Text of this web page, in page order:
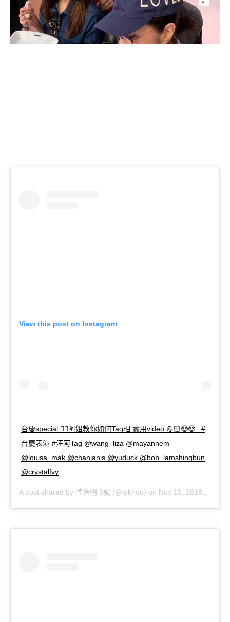
View this post on Instagram
台慶special 👍🏻阿姐教你如何Tag相 實用video 💪🏻😍😍 . #
台慶表演 #汪阿Tag @wang_liza @mayannem
@louisa_mak @chanjanis @yuduck @bob_lamshingbun
@crystalfyy
A post shared by 陸浩明 6號 (@lukhoo) on Nov 19, 2018 at 3:56am PST